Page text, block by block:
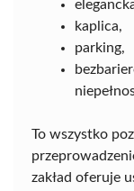
kaplica,
parking,
To wszystko
zakład oferuje